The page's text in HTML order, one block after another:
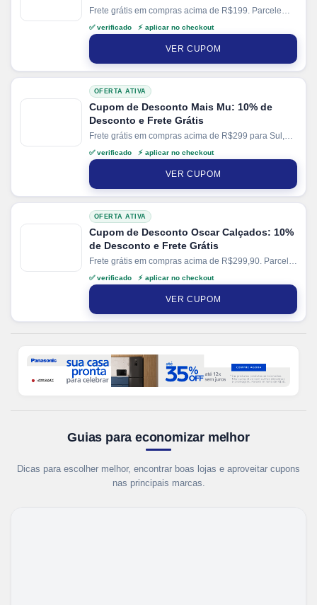
Frete grátis em compras acima de R$199. Parcele
suas compras em até 10x sem juros no cartão. Ganhe
+ 10% de desconto em pagamentos via PIX.
✅ verificado ⚡ aplicar no checkout
VER CUPOM
OFERTA ATIVA
Cupom de Desconto Mais Mu: 10% de
Desconto e Frete Grátis
Frete grátis em compras acima de R$299 para Sul,
Sudeste e Centro-Oeste e compras acima de R$399
para Norte e Nordeste. Parcele suas compras em até
3x sem juros no cartão.
✅ verificado ⚡ aplicar no checkout
VER CUPOM
OFERTA ATIVA
Cupom de Desconto Oscar Calçados: 10%
de Desconto e Frete Grátis
Frete grátis em compras acima de R$299,90. Parcele
suas compras em até 10x sem juros no cartão. Ganhe
+ 5% de desconto em pagamentos via PIX.
✅ verificado ⚡ aplicar no checkout
VER CUPOM
Guias para economizar melhor
Dicas para escolher melhor, encontrar boas lojas e aproveitar cupons
nas principais marcas.